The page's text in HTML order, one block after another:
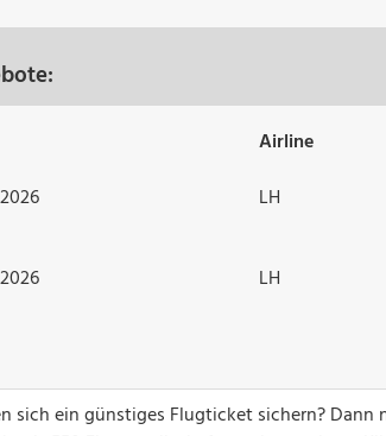
Airline
LH
LH
sich ein günstiges Flugticket sichern? Dann